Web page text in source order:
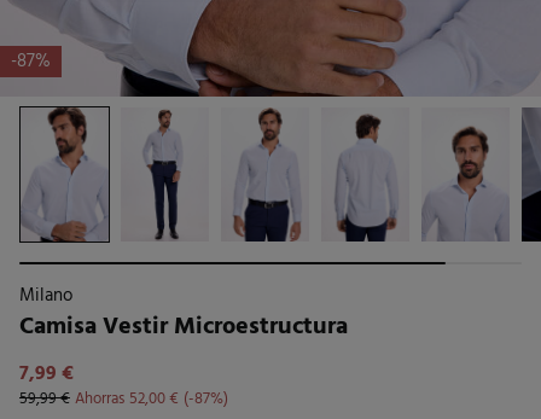
-87%
Milano
Camisa Vestir Microestructura
7,99 €
59,99 €Ahorras 52,00 €
87